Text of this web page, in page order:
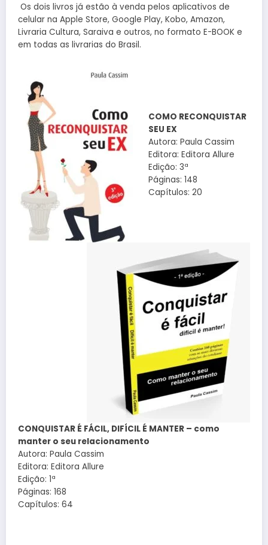
Os dois livros já estão à venda pelos aplicativos de
celular na Apple Store, Google Play, Kobo, Amazon,
Livraria Cultura, Saraiva e outros, no formato E-BOOK e
em todas as livrarias do Brasil.
COMO RECONQUISTAR
SEU EX
Autora: Paula Cassim
Editora: Editora Allure
Edição: 3ª
Páginas: 148
Capítulos: 20
CONQUISTAR É FÁCIL, DIFÍCIL É MANTER – como
manter o seu relacionamento
Autora: Paula Cassim
Editora: Editora Allure
Edição: 1ª
Páginas: 168
Capítulos: 64